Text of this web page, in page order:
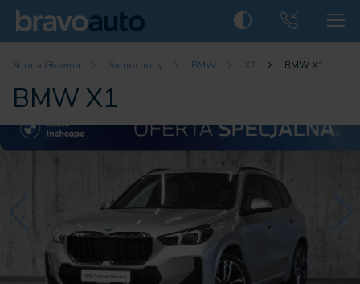
Strona Główna Samochody BMW X1 BMW X1
BMW X1